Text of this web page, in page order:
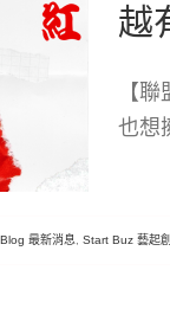
買越
up 網路
越
【
也想
最新消息 Start Buz 藝起